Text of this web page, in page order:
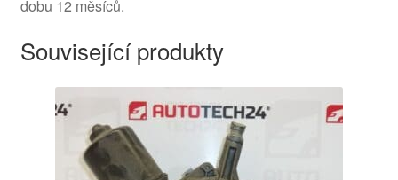
dobu 12 měsíců.
Související produkty